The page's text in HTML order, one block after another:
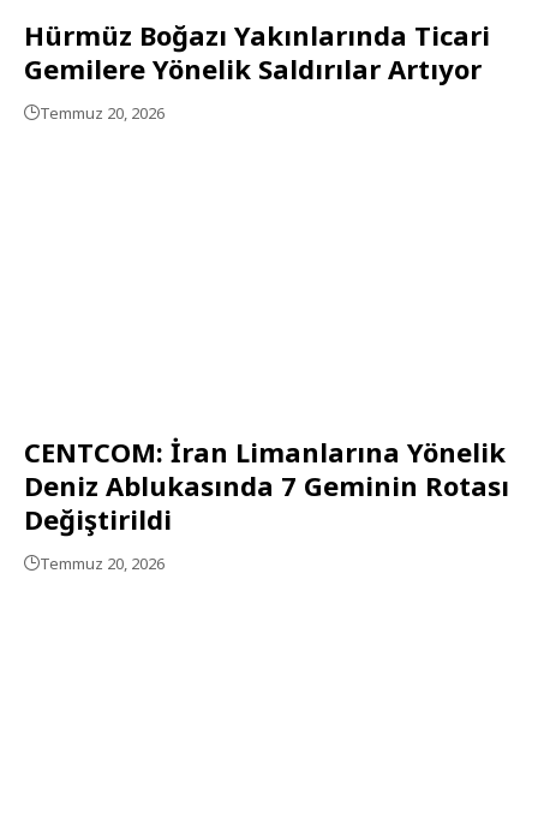
Hürmüz Boğazı Yakınlarında Ticari
Gemilere Yönelik Saldırılar Artıyor
Temmuz 20, 2026
CENTCOM: İran Limanlarına Yönelik
Deniz Ablukasında 7 Geminin Rotası
Değiştirildi
Temmuz 20, 2026